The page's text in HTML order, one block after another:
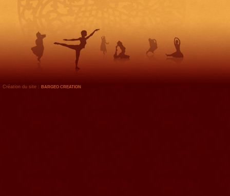
Création du site : BARGEO CREATION